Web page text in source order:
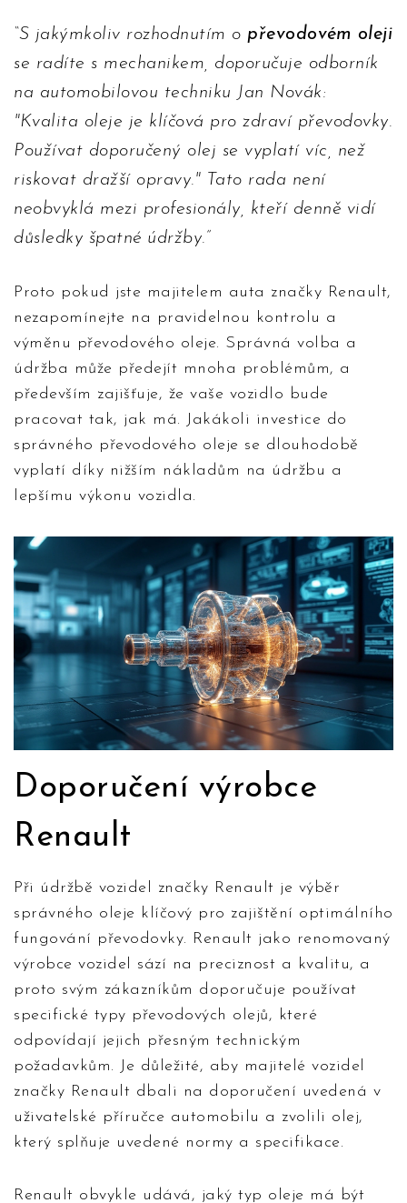
S jakýmkoliv rozhodnutím o převodovém oleji
se radíte s mechanikem, doporučuje odborník
na automobilovou techniku Jan Novák:
"Kvalita oleje je klíčová pro zdraví převodovky.
Používat doporučený olej se vyplatí víc, než
riskovat dražší opravy." Tato rada není
neobvyklá mezi profesionály, kteří denně vidí
důsledky špatné údržby.
Proto pokud jste majitelem auta značky Renault,
nezapomínejte na pravidelnou kontrolu a
výměnu převodového oleje. Správná volba a
údržba může předejít mnoha problémům, a
především zajišťuje, že vaše vozidlo bude
pracovat tak, jak má. Jakákoli investice do
správného převodového oleje se dlouhodobě
vyplatí díky nižším nákladům na údržbu a
lepšímu výkonu vozidla.
Doporučení výrobce
Renault
Při údržbě vozidel značky Renault je výběr
správného oleje klíčový pro zajištění optimálního
fungování převodovky. Renault jako renomovaný
výrobce vozidel sází na preciznost a kvalitu, a
proto svým zákazníkům doporučuje používat
specifické typy převodových olejů, které
odpovídají jejich přesným technickým
požadavkům. Je důležité, aby majitelé vozidel
značky Renault dbali na doporučení uvedená v
uživatelské příručce automobilu a zvolili olej,
který splňuje uvedené normy a specifikace.
Renault obvykle udává, jaký typ oleje má být